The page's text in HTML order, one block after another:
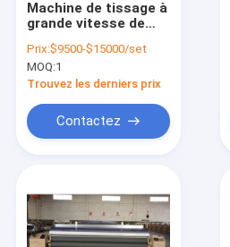
Machine de tissage à
grande vitesse de
tisser de textile
électronique à haute
densité de tissu
Prix:$9500-$15000/set
MOQ:1
Trouvez les derniers prix
Contactez